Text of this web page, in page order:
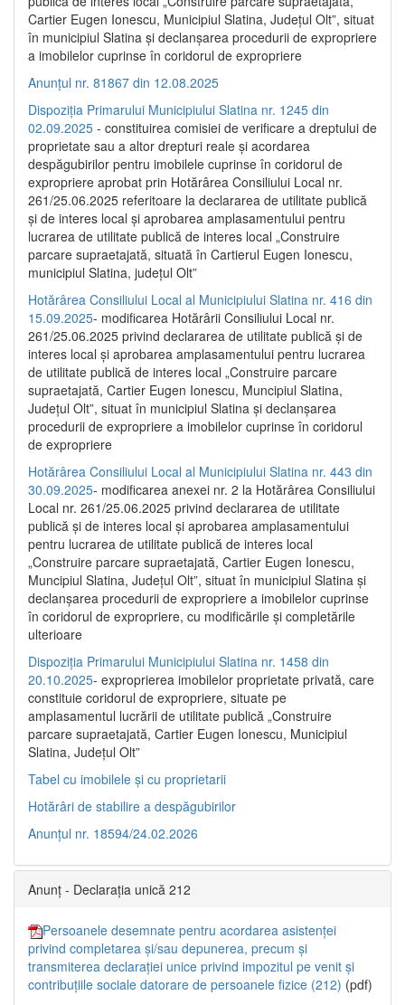
Cartier Eugen Ionescu, Municipiul Slatina, Județul Olt”, situat
în municipiul Slatina și declanșarea procedurii de expropriere
a imobilelor cuprinse în coridorul de expropriere
Anunțul nr. 81867 din 12.08.2025
Dispoziția Primarului Municipiului Slatina nr. 1245 din
02.09.2025 - constituirea comisiei de verificare a dreptului de
proprietate sau a altor drepturi reale și acordarea
despăgubirilor pentru imobilele cuprinse în coridorul de
expropriere aprobat prin Hotărârea Consiliului Local nr.
261/25.06.2025 referitoare la declararea de utilitate publică
și de interes local și aprobarea amplasamentului pentru
lucrarea de utilitate publică de interes local „Construire
parcare supraetajată, situată în Cartierul Eugen Ionescu,
municipiul Slatina, județul Olt”
Hotărârea Consiliului Local al Municipiului Slatina nr. 416 din
15.09.2025- modificarea Hotărârii Consiliului Local nr.
261/25.06.2025 privind declararea de utilitate publică și de
interes local și aprobarea amplasamentului pentru lucrarea
de utilitate publică de interes local „Construire parcare
supraetajată, Cartier Eugen Ionescu, Muncipiul Slatina,
Județul Olt”, situat în municipiul Slatina și declanșarea
procedurii de expropriere a imobilelor cuprinse în coridorul
de expropriere
Hotărârea Consiliului Local al Municipiului Slatina nr. 443 din
30.09.2025- modificarea anexei nr. 2 la Hotărârea Consiliului
Local nr. 261/25.06.2025 privind declararea de utilitate
publică şi de interes local şi aprobarea amplasamentului
pentru lucrarea de utilitate publică de interes local
„Construire parcare supraetajată, Cartier Eugen Ionescu,
Muncipiul Slatina, Judeţul Olt”, situat în municipiul Slatina şi
declanşarea procedurii de expropriere a imobilelor cuprinse
în coridorul de expropriere, cu modificările şi completările
ulterioare
Dispoziția Primarului Municipiului Slatina nr. 1458 din
20.10.2025- exproprierea imobilelor proprietate privată, care
constituie coridorul de expropriere, situate pe
amplasamentul lucrării de utilitate publică „Construire
parcare supraetajată, Cartier Eugen Ionescu, Municipiul
Slatina, Județul Olt”
Tabel cu imobilele și cu proprietarii
Hotărâri de stabilire a despăgubirilor
Anunțul nr. 18594/24.02.2026
Anunț - Declarația unică 212
Persoanele desemnate pentru acordarea asistenței
privind completarea și/sau depunerea, precum și
transmiterea declarației unice privind impozitul pe venit și
contribuțiile sociale datorare de persoanele fizice (212) (pdf)